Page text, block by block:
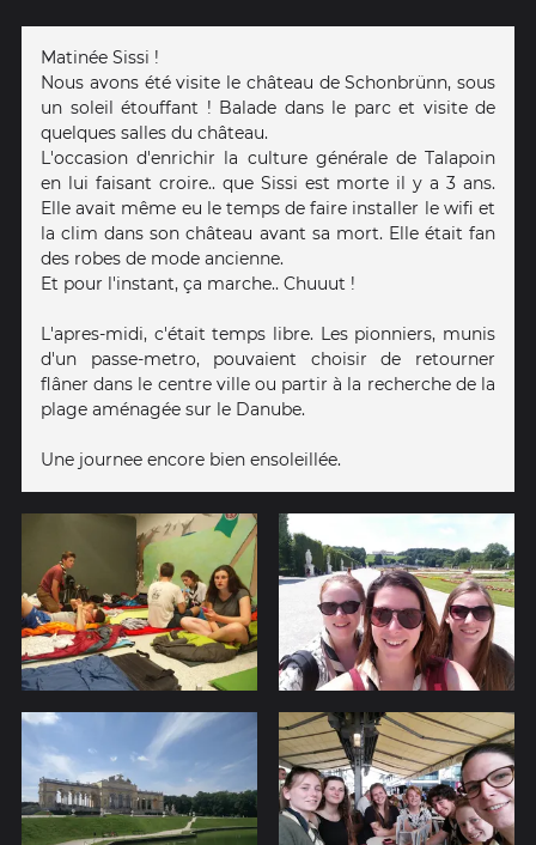
Matinée Sissi !
Nous avons été visite le château de Schonbrünn, sous
un soleil étouffant ! Balade dans le parc et visite de
quelques salles du château.
L'occasion d'enrichir la culture générale de Talapoin
en lui faisant croire.. que Sissi est morte il y a 3 ans.
Elle avait même eu le temps de faire installer le wifi et
la clim dans son château avant sa mort. Elle était fan
des robes de mode ancienne.
Et pour l'instant, ça marche.. Chuuut !
L'apres-midi, c'était temps libre. Les pionniers, munis
d'un passe-metro, pouvaient choisir de retourner
flâner dans le centre ville ou partir à la recherche de la
plage aménagée sur le Danube.
Une journee encore bien ensoleillée.